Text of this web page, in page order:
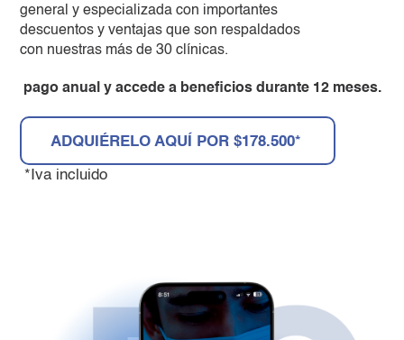
general y especializada con importantes
descuentos y ventajas que son respaldados
con nuestras más de 30 clínicas.
pago anual y accede a beneficios durante 12 meses.
ADQUIÉRELO AQUÍ POR $178.500*
*Iva incluido